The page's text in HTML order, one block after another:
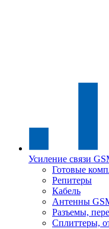
Усиление связи
Готовые
Репитеры
Кабель
Антенны
Разъемы,
Сплиттеры,